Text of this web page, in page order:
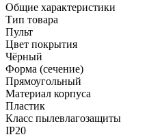
Общие характеристики
Тип товара
Пульт
Цвет покрытия
Чёрный
Форма (сечение)
Прямоугольный
Материал корпуса
Пластик
Класс пылевлагозащиты
IP20